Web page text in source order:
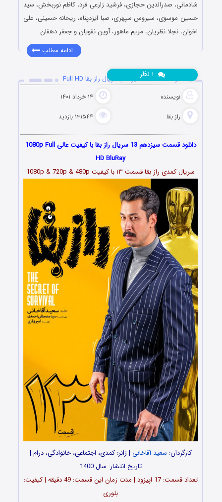
شادمانی، صدرالدین حجازی، فرشید زارعی فرد، کاظم نوربخش، سید
حسین موسوی، سیروس سپهری، صبا ایزدپناه، ریحانه حسینی، علی
اخوان، نجلا نظریان، مریم ماهور، آوین نقویان و جعفر دهقان
ادامه مطلب
دانلود قسمت 13 سیزدهم سریال راز بقا Full HD
نویسنده ۱۴ خرداد ۱۴۰۱
راز بقا ۱۳۱۵۴۴ بازدید
نظر
دانلود قسمت سیزدهم 13 سریال راز بقا با کیفیت عالی 1080p Full
HD BluRay
سریال کمدی راز بقا قسمت ۱۳با کیفیت 1080p & 720p & 480p
کارگردان: سعید آقاخانی | ژانر: کمدی، اجتماعی، خانوادگی، درام |
تاریخ انتشار: سال 1400
تعداد قسمت: 17 اپیزود | مدت زمان این قسمت: 49 دقیقه | کیفیت:
بلوری